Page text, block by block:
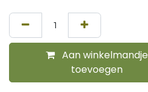
Aan winkelmandje
toevoegen